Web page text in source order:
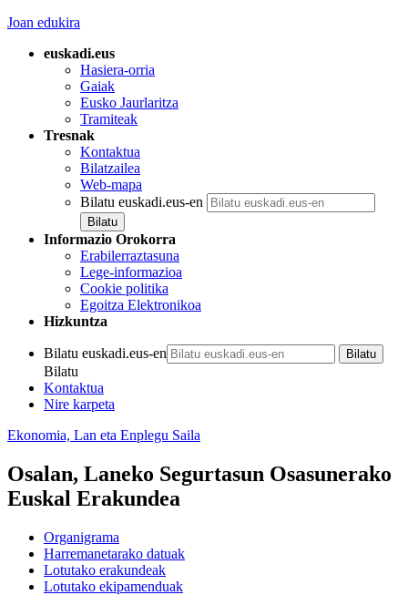
Joan edukira
euskadi.eus
Hasiera-orria
Gaiak
Eusko Jaurlaritza
Tramiteak
Tresnak
Kontaktua
Bilatzailea
Web-mapa
Bilatu euskadi.eus-en
Informazio Orokorra
Erabilerraztasuna
Lege-informazioa
Cookie politika
Egoitza Elektronikoa
Hizkuntza
Bilatu euskadi.eus-en
Bilatu
Kontaktua
Nire karpeta
Ekonomia, Lan eta Enplegu Saila
Osalan, Laneko Segurtasun Osasunerako
Euskal Erakundea
Organigrama
Harremanetarako datuak
Lotutako erakundeak
Lotutako ekipamenduak